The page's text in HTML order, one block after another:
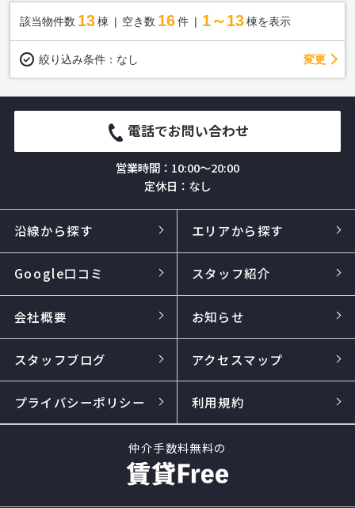
該当物件数 13棟 空き数 16 件 1～13 棟を表示
絞り込み条件： なし 変更
電話でお問い合わせ
営業時間：10:00～20:00
定休日：なし
沿線から探す エリアから探す
Google口コミ スタッフ紹介
会社概要 お知らせ
スタッフブログ アクセスマップ
プライバシーポリシー 利用規約
仲介手数料無料の